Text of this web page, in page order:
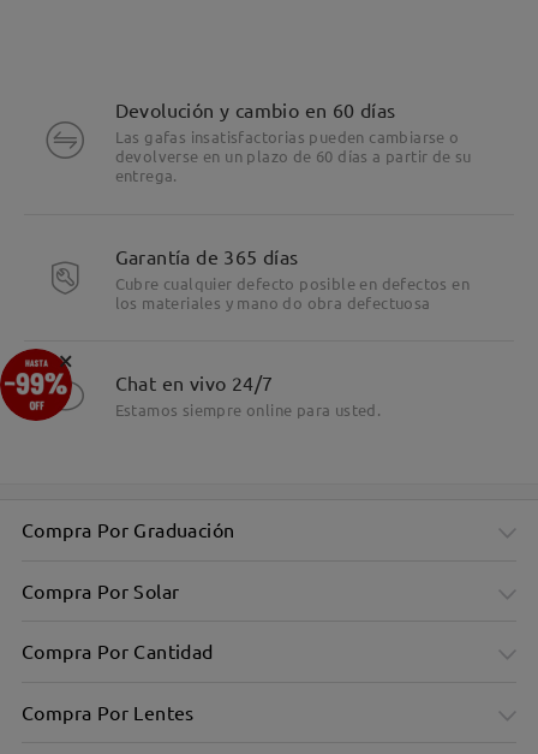
Devolución y cambio en 60 días
Las gafas insatisfactorias pueden cambiarse o
devolverse en un plazo de 60 días a partir de su
entrega.
Garantía de 365 días
Cubre cualquier defecto posible en defectos en
los materiales y mano do obra defectuosa
Chat en vivo 24/7
Estamos siempre online para usted.
Compra Por Graduación
Compra Por Solar
Compra Por Cantidad
Compra Por Lentes
×